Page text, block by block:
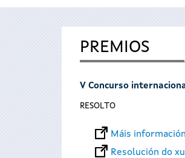
principal
estáPREMIOS
V Concurso
RESOLTO
Máis
Resolución do